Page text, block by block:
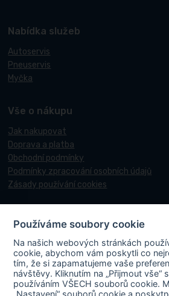
Nabídka služeb
Autoservis
Pneuservis
Myčka
Vše o nákupu
Jak nakupovat
Doprava a platba
Obchodní podmínky
Podmínky zpracování osobních údajů
Zásady používání cookies
© 2017-2026
Webové stránky realizoval
Používáme soubory cookie
Na našich webových stránkách
cookie, abychom vám poskytli co
tím, že si zapamatujeme vaše
návštěvy. Kliknutím na „Přijmout vše“
používáním VŠECH souborů cookie.
„Nastavení“ souborů cookie a